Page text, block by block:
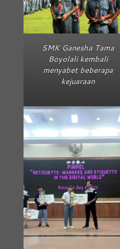
SMK Ganesha Tama
Boyolali kembali
menyabet beberapa
kejuaraan